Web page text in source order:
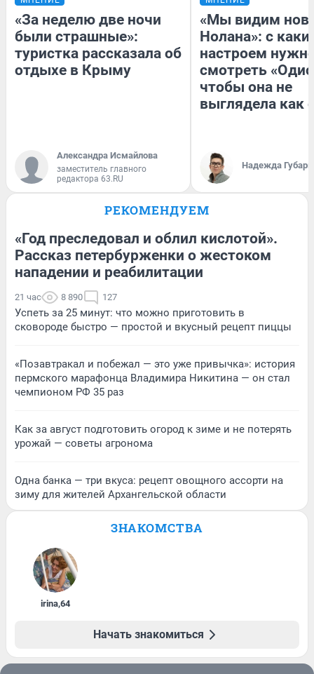
«За неделю две ночи
были страшные»:
туристка рассказала об
отдыхе в Крыму
Александра Исмайлова
заместитель главного
редактора 63.RU
«Мы видим
Нолана»: с
настроем
смотреть
чтобы она не
выглядела как
Надежда Губарь
РЕКОМЕНДУЕМ
«Год преследовал и облил кислотой».
Рассказ петербурженки о жестоком
нападении и реабилитации
21 час 8 890 127
Успеть за 25 минут: что можно приготовить в
сковороде быстро — простой и вкусный рецепт пиццы
«Позавтракал и побежал — это уже привычка»: история
пермского марафонца Владимира Никитина — он стал
чемпионом РФ 35 раз
Как за август подготовить огород к зиме и не потерять
урожай — советы агронома
Одна банка — три вкуса: рецепт овощного ассорти на
зиму для жителей Архангельской области
ЗНАКОМСТВА
irina,64
Начать знакомиться